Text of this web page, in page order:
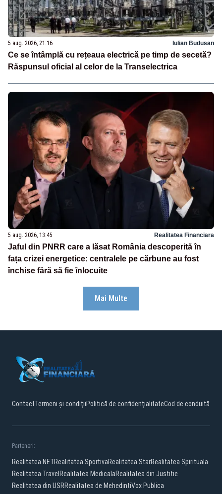
5 aug. 2026, 21:16 Iulian Budusan
Ce se întâmplă cu rețeaua electrică pe timp de secetă?
Răspunsul oficial al celor de la Transelectrica
5 aug. 2026, 13:45 Realitatea Financiara
Jaful din PNRR care a lăsat România descoperită în
fața crizei energetice: centralele pe cărbune au fost
închise fără să fie înlocuite
Mai Multe
ContactTermeni și condițiiPolitică de confidențialitateCod de conduită
Parteneri:
Realitatea.NETRealitatea SportivaRealitatea StarRealitatea Spirituala
Realitatea Travel Realitatea MedicalaRealitatea din Justitie
Realitatea din USRRealitatea de MehedintiVox Publica